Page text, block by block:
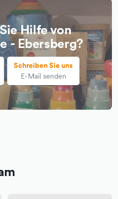
Hilfe von
- Ebersberg?
Schreiben Sie uns
E-Mail senden